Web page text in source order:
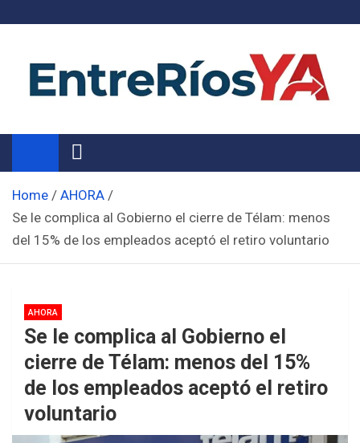
Noticias de Entre Ríos
Información de toda la provincia ahora
Home
AHORA
Se le complica al Gobierno el cierre de Télam: menos
del 15% de los empleados aceptó el retiro voluntario
AHORA
Se le complica al Gobierno el
cierre de Télam: menos del 15%
de los empleados aceptó el retiro
voluntario